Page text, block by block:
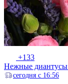
+133
Нежные диантусы
ceгодня с 16:56